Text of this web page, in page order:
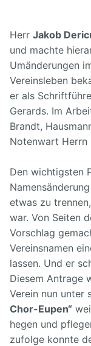
Herr Jakob
und machte
Umänderungen
Vereinsleben
er als
Gerards. Im
Brandt,
Notenwart Herrn
Den wichtigsten
etwas zu
war. Von Seiten
Vorschlag
Vereinsnamen
lassen. Und er
Diesem Antrage
Verein nun unter
Chor-Eupen“
hegen und
zufolge konnte